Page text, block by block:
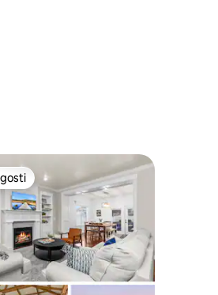
rangiranima s oznakom „Odabrali gosti”